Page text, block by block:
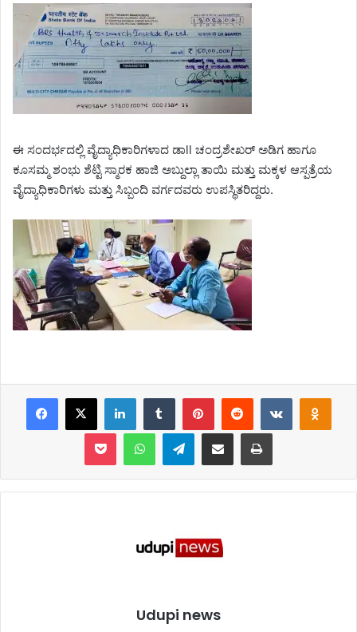
ಈ ಸಂದರ್ಭದಲ್ಲಿ ವೈದ್ಯಾಧಿಕಾರಿಗಳಾದ ಡಾll ಚಂದ್ರಶೇಖರ್ ಅಡಿಗ ಹಾಗೂ
ಕೂಸಮ್ಮ ಶಂಭು ಶೆಟ್ಟಿ ಸ್ಮಾರಕ ಹಾಜಿ ಅಬ್ದುಲ್ಲಾ ತಾಯಿ ಮತ್ತು ಮಕ್ಕಳ ಆಸ್ಪತ್ರೆಯ
ವೈದ್ಯಾಧಿಕಾರಿಗಳು ಮತ್ತು ಸಿಬ್ಬಂದಿ ವರ್ಗದವರು ಉಪಸ್ಥಿತರಿದ್ದರು.
Facebook X LinkedIn Tumblr Pinterest Reddit VKontakte Odnoklassniki
Pocket WhatsApp Telegram Share via Email Print
Udupi news